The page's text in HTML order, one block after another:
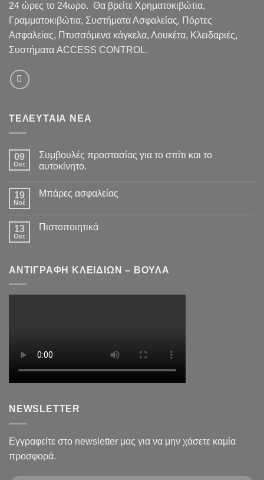
24 ώρες το 24ωρο. Θα βρείτε Χρηματοκιβώτια,
Γραμματοκιβώτια, Συστήματα Ασφαλείας, Πόρτες
Ασφαλείας, Πτυσσόμενα κάγκελα, Λουκέτα, Κλειδαριές,
Συστήματα ACCESS CONTROL.
ΤΕΛΕΥΤΑΙΑ ΝΕΑ
09
Οκτ
Συμβουλές προστασίας για το σπίτι και το
αυτοκίνητο.
19
Νοέ
Μπάρες ασφαλείας
13
Οκτ
Πιστοποιητικά
ΑΝΤΙΓΡΑΦΗ ΚΛΕΙΔΙΩΝ – ΒΟΥΛΑ
NEWSLETTER
Εγγραφείτε στο newsletter μας για να μην χάσετε καμία
προσφορά.